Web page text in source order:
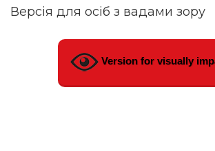
Версія для осіб з вадами зору
Version for visually